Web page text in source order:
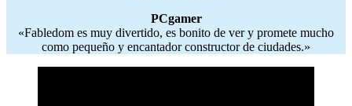
PCgamer
«Fabledom es muy divertido, es bonito de ver y promete mucho
como pequeño y encantador constructor de ciudades.»